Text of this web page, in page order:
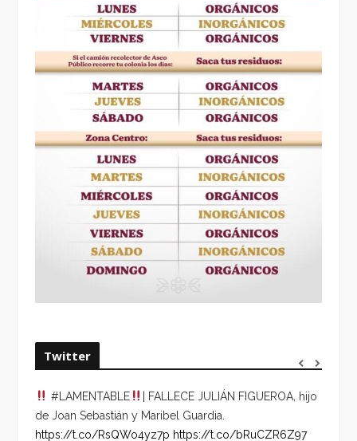
Twitter
#LAMENTABLE
| FALLECE JULIÁN FIGUEROA, hijo
de Joan Sebastián y Maribel Guardia.
https://t.co/RsQWo4yz7p https://t.co/bRuCZR6Z97